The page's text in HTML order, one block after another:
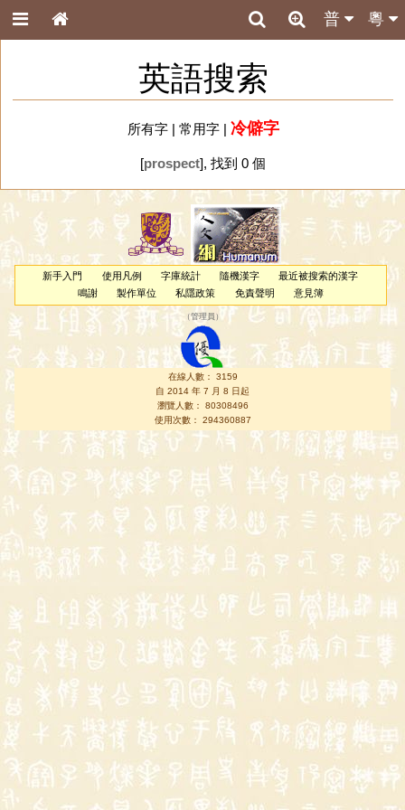
粵
普
英語搜索
所有字| 常用字| 冷僻字
[prospect], 找到 0 個
新手入門 使用凡例 字庫統計 隨機漢字
最近被搜索的漢字
鳴謝
製作單位 私隱政策 免責聲明 意見簿
（管理員 ）
在線人數： 3159
自 2014 年 7 月 8 日起
瀏覽人數： 80308496
使用次數： 294360887